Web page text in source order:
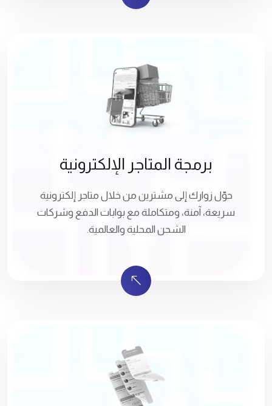
برمجة المتاجر الإلكترونية
حوّل زوارك إلى مشترين من خلال متاجر إلكترونية
سريعة، آمنة، ومتكاملة مع بوابات الدفع وشركات
الشحن المحلية والعالمية.